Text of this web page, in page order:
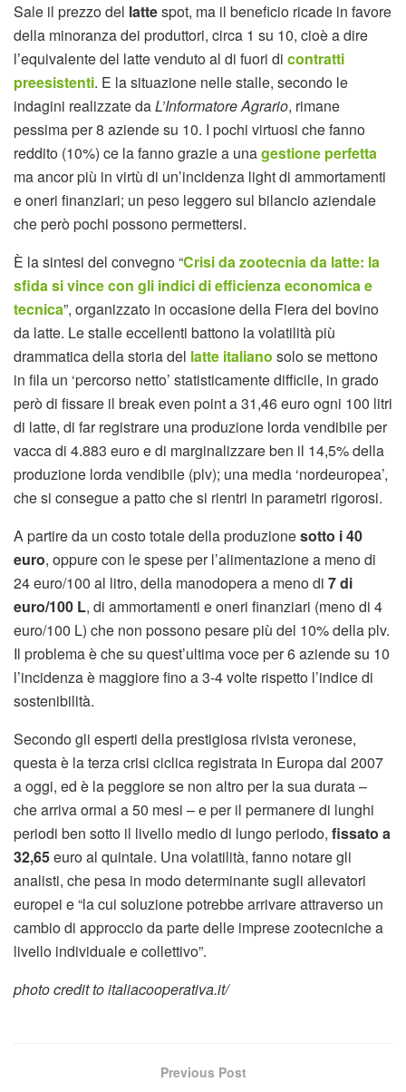
Sale il prezzo del lattespot, ma il beneficio ricade in favore
della minoranza dei produttori, circa 1 su 10, cioè a dire
l’equivalente del latte venduto al di fuori di contratti
preesistenti. E la situazione nelle stalle, secondo le
indagini realizzate daL’Informatore Agrario, rimane
pessima per 8 aziende su 10. I pochi virtuosi che fanno
reddito (10%) ce la fanno grazie a unagestione perfetta
ma ancor più in virtù di un’incidenza light di ammortamenti
e oneri finanziari; un peso leggero sul bilancio aziendale
che però pochi possono permettersi.
È la sintesi del convegno “Crisi da zootecnia da latte: la
sfida si vince con gli indici di efficienza economica e
tecnica”, organizzato in occasione della Fiera del bovino
da latte. Le stalle eccellenti battono la volatilità più
drammatica della storia del latte italiano solo se mettono
in fila un ‘percorso netto’ statisticamente difficile, in grado
però di fissare il break even point a 31,46 euro ogni 100 litri
di latte, di far registrare una produzione lorda vendibile per
vacca di 4.883 euro e di marginalizzare ben il 14,5% della
produzione lorda vendibile (plv); una media ‘nordeuropea’,
che si consegue a patto che si rientri in parametri rigorosi.
A partire da un costo totale della produzionesotto i 40
euro, oppure con le spese per l’alimentazione a meno di
24 euro/100 al litro, della manodopera a meno di 7 di
euro/100 L, di ammortamenti e oneri finanziari (meno di 4
euro/100 L) che non possono pesare più del 10% della plv.
Il problema è che su quest’ultima voce per 6 aziende su 10
l’incidenza è maggiore fino a 3-4 volte rispetto l’indice di
sostenibilità.
Secondo gli esperti della prestigiosa rivista veronese,
questa è la terza crisi ciclica registrata in Europa dal 2007
a oggi, ed è la peggiore se non altro per la sua durata –
che arriva ormai a 50 mesi – e per il permanere di lunghi
periodi ben sotto il livello medio di lungo periodo, fissato a
32,65euro al quintale. Una volatilità, fanno notare gli
analisti, che pesa in modo determinante sugli allevatori
europei e “la cui soluzione potrebbe arrivare attraverso un
cambio di approccio da parte delle imprese zootecniche a
livello individuale e collettivo”.
photo credit to italiacooperativa.it/
Previous Post